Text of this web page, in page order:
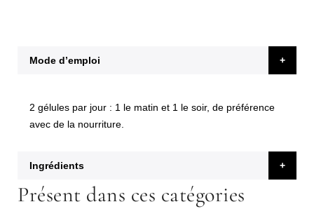
Mode d’emploi
2 gélules par jour : 1 le matin et 1 le soir, de préférence
avec de la nourriture.
Ingrédients
Présent dans ces catégories